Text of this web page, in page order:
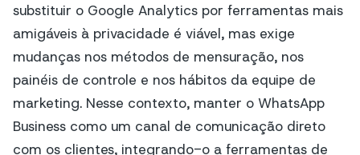
substituir o Google Analytics por ferramentas mais
amigáveis à privacidade é viável, mas exige
mudanças nos métodos de mensuração, nos
painéis de controle e nos hábitos da equipe de
marketing. Nesse contexto, manter o WhatsApp
Business como um canal de comunicação direto
com os clientes, integrando-o a ferramentas de